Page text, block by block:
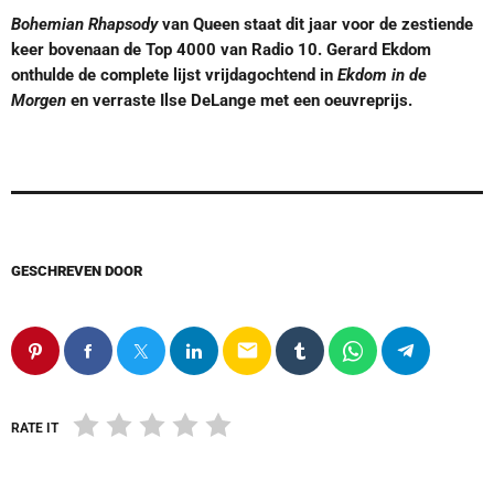
Bohemian Rhapsodyvan Queen staat dit jaar voor de zestiende
keer bovenaan de Top 4000 van Radio 10. Gerard Ekdom
onthulde de complete lijst vrijdagochtend in Ekdom in de
Morgen en verraste Ilse DeLange met een oeuvreprijs.
GESCHREVEN DOOR
email
RATE IT